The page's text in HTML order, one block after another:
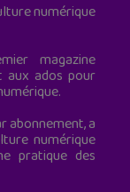
numérique
magazine
aux ados pour
abonnement, a
numérique
pratique des